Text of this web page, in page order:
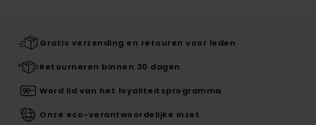
Gratis verzending en retouren voor leden
Retourneren binnen 30 dagen
Word lid van het loyaliteitsprogramma
Onze eco-verantwoordelijke inzet